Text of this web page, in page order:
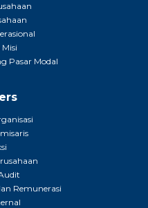
Pasar Modal
Remunerasi